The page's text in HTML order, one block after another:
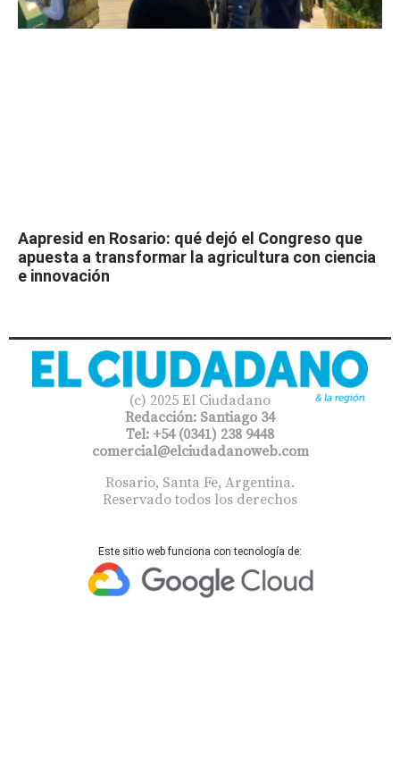
Aapresid en Rosario: qué dejó el Congreso que
apuesta a transformar la agricultura con ciencia
e innovación
(c) 2025 El Ciudadano
Redacción: Santiago 34
Tel: +54 (0341) 238 9448
comercial@elciudadanoweb.com​
Rosario, Santa Fe, Argentina.
Reservado todos los derechos
Este sitio web funciona con tecnología de: